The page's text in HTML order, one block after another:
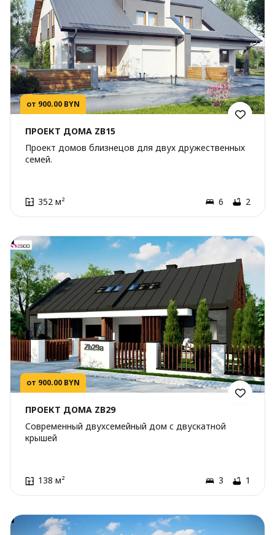
от 900.00 BYN
ПРОЕКТ ДОМА ZB15
Проект домов близнецов для двух дружественных
семей.
352 м² 6 2
от 900.00 BYN
ПРОЕКТ ДОМА ZB29
Современный двухсемейный дом с двускатной
крышей
138 м² 3 1